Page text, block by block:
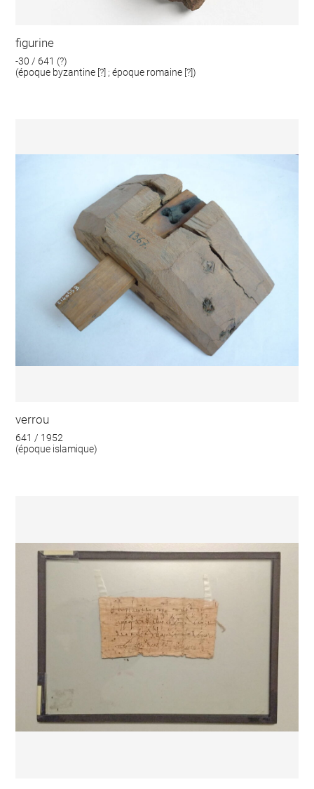
figurine
-30 / 641 (?)
(époque byzantine [?] ; époque romaine [?])
verrou
641 / 1952
(époque islamique)